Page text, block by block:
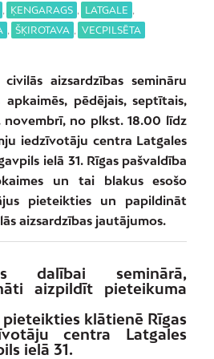
, ĶENGARAGS , LATGALE ,
, ŠĶIROTAVA , VECPILSĒTA
aizsardzības semināru
pēdējais, septītais,
novembrī, no plkst. 18.00 līdz
iedzīvotāju centra Latgales
ielā 31. Rīgas pašvaldība
un tai blakus esošo
pieteikties un papildināt
aizsardzības jautājumos.
dalībai seminārā,
aizpildīt pieteikuma
pieteikties klātienē Rīgas
centra Latgales
ielā 31.